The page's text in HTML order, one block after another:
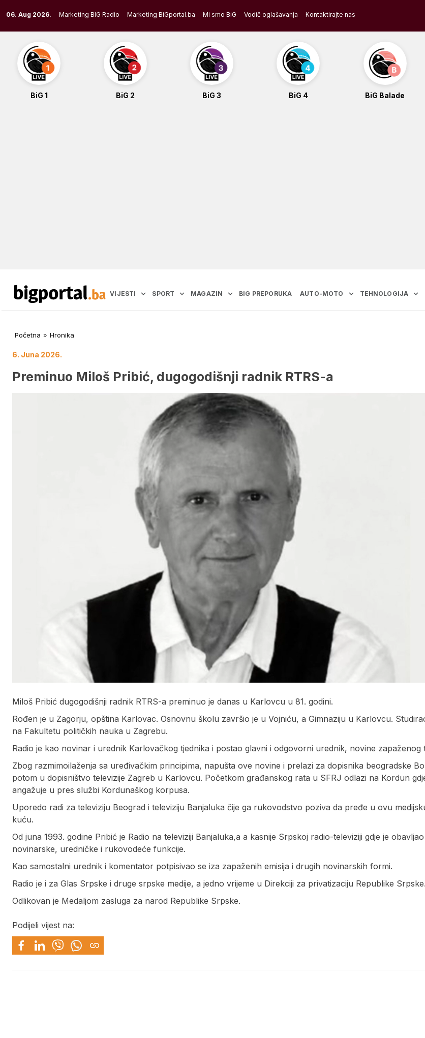
to
content
06. Aug 2026. Marketing BIG Radio Marketing BiGportal.ba Mi smo BiG Vodič oglašavanja Kontaktirajte nas
BiG 1 BiG 2 BiG 3 BiG 4 BiG Balade
VIJESTI SPORT MAGAZIN BIG PREPORUKA AUTO-MOTO TEHNOLOGIJA
Početna » Hronika
6. Juna 2026.
Preminuo Miloš Pribić, dugogodišnji radnik RTRS-a
Miloš Pribić dugogodišnji radnik RTRS-a preminuo je danas u Karlovcu u 81. godini.
Rođen je u Zagorju, opština Karlovac. Osnovnu školu završio je u Vojniću, a Gimnaziju u Karlovcu.
na Fakultetu političkih nauka u Zagrebu.
Radio je kao novinar i urednik Karlovačkog tjednika i postao glavni i odgovorni urednik, novine zapaženog
Zbog razmimoilaženja sa uređivačkim principima, napušta ove novine i prelazi za dopisnika beogradske
potom u dopisništvo televizije Zagreb u Karlovcu. Početkom građanskog rata u SFRЈ odlazi na Kordun
angažuje u pres službi Kordunaškog korpusa.
Uporedo radi za televiziju Beograd i televiziju Banjaluka čije ga rukovodstvo poziva da pređe u ovu
kuću.
Od juna 1993. godine Pribić je Radio na televiziji Banjaluka,a a kasnije Srpskoj radio-televiziji gdje je obavljao
novinarske, uredničke i rukovodeće funkcije.
Kao samostalni urednik i komentator potpisivao se iza zapaženih emisija i drugih novinarskih formi.
Radio je i za Glas Srpske i druge srpske medije, a jedno vrijeme u Direkciji za privatizaciju Republike Srpske.
Odlikovan je Medaljom zasluga za narod Republike Srpske.
Podijeli vijest na: